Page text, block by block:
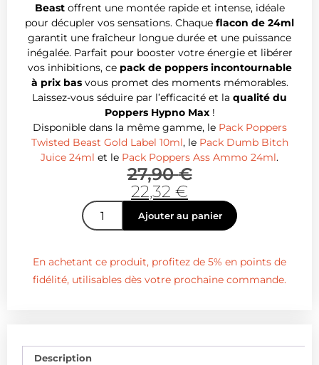
Beastoffrent une montée rapide et intense, idéale
pour décupler vos sensations. Chaque flacon de 24ml
garantit une fraîcheur longue durée et une puissance
inégalée. Parfait pour booster votre énergie et libérer
vos inhibitions, ce pack de poppers incontournable
à prix basvous promet des moments mémorables.
Laissez-vous séduire par l’efficacité et la qualité du
Poppers Hypno Max!
Disponible dans la même gamme, le Pack Poppers
Twisted Beast Gold Label 10ml, le Pack Dumb Bitch
Juice 24ml et le Pack Poppers Ass Ammo 24ml.
27,90€
22,32 €
Ajouter au panier
En achetant ce produit, profitez de 5% en points de
fidélité, utilisables dès votre prochaine commande.
Description